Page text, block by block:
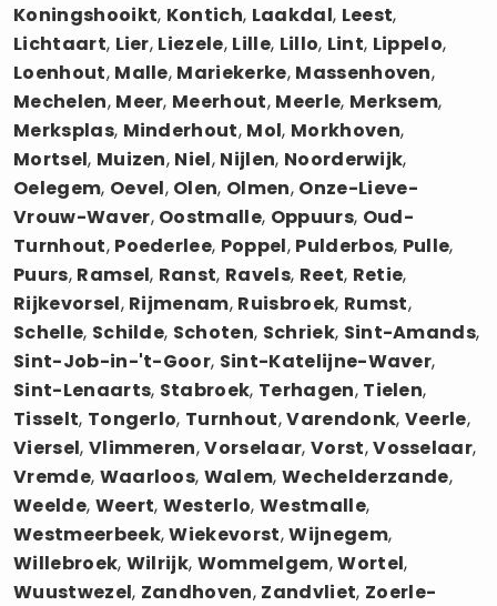
Koningshooikt, Kontich, Laakdal, Leest,
Lichtaart, Lier, Liezele, Lille, Lillo, Lint, Lippelo,
Loenhout, Malle, Mariekerke, Massenhoven,
Mechelen, Meer, Meerhout, Meerle, Merksem,
Merksplas, Minderhout, Mol, Morkhoven,
Mortsel, Muizen, Niel, Nijlen, Noorderwijk,
Oelegem, Oevel, Olen, Olmen, Onze-Lieve-
Vrouw-Waver, Oostmalle, Oppuurs, Oud-
Turnhout, Poederlee, Poppel, Pulderbos, Pulle,
Puurs, Ramsel, Ranst, Ravels, Reet, Retie,
Rijkevorsel, Rijmenam, Ruisbroek, Rumst,
Schelle, Schilde, Schoten, Schriek, Sint-Amands,
Sint-Job-in-'t-Goor, Sint-Katelijne-Waver,
Sint-Lenaarts, Stabroek, Terhagen, Tielen,
Tisselt, Tongerlo, Turnhout,Varendonk, Veerle,
Viersel, Vlimmeren,Vorselaar, Vorst,Vosselaar,
Vremde, Waarloos, Walem,Wechelderzande,
Weelde, Weert, Westerlo,Westmalle,
Westmeerbeek,Wiekevorst,Wijnegem,
Willebroek, Wilrijk, Wommelgem,Wortel,
Wuustwezel, Zandhoven, Zandvliet, Zoerle-